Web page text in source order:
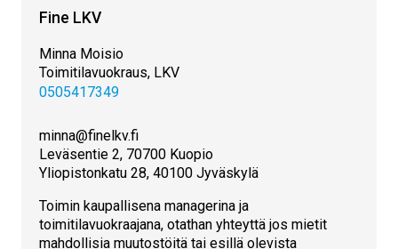
Fine LKV
Minna Moisio
Toimitilavuokraus, LKV
0505417349
minna@finelkv.fi
Leväsentie 2, 70700 Kuopio
Yliopistonkatu 28, 40100 Jyväskylä
Toimin kaupallisena managerina ja
toimitilavuokraajana, otathan yhteyttä jos mietit
mahdollisia muutostöitä tai esillä olevista